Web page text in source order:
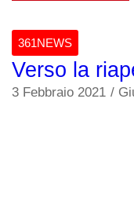
361NEWS
Verso la
3 Febbraio 2021 /